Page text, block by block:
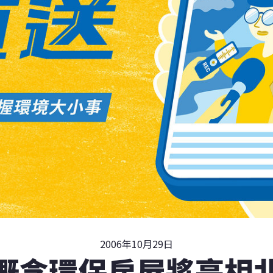
2006年10月29日